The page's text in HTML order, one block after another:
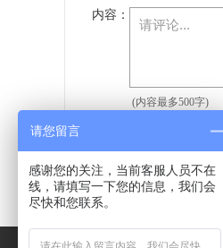
内容：
(内容最多500字)
请您留言
感谢您的关注，当前客服人员不在
线，请填写一下您的信息，我们会
尽快和您联系。